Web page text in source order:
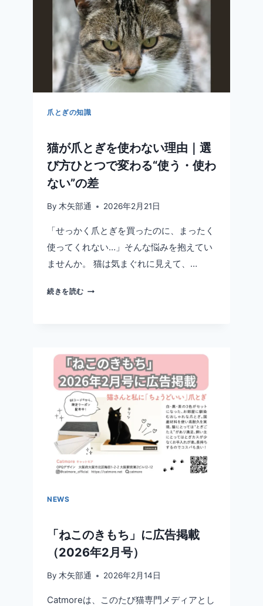
な
い
時
に
見
直
す
き
ポ
イ
ン
ト
爪とぎの知識
猫が爪とぎを使わない理由｜選
び方ひとつで変わる“使う・使わ
ない”の差
By 木矢部通 2026年2月21日
「せっかく爪とぎを買ったのに、まったく
使ってくれない…」そんな悩みを抱えてい
ませんか。 猫は気まぐれに見えて、…
続きを読む
を
使
わ
な
い
理
由
｜
選
び
で
変
る“使
使
NEWS
「ねこのきもち」に広告掲載
（2026年2月号）
By 木矢部通 2026年2月14日
Catmoreは、このたび猫専門メディアとし